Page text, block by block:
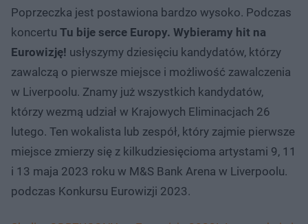
Poprzeczka jest postawiona bardzo wysoko. Podczas
koncertu Tu bije serce Europy. Wybieramy hit na
Eurowizję! usłyszymy dziesięciu kandydatów, którzy
zawalczą o pierwsze miejsce i możliwość zawalczenia
w Liverpoolu. Znamy już wszystkich kandydatów,
którzy wezmą udział w Krajowych Eliminacjach 26
lutego. Ten wokalista lub zespół, który zajmie pierwsze
miejsce zmierzy się z kilkudziesięcioma artystami 9, 11
i 13 maja 2023 roku w M&S Bank Arena w Liverpoolu.
podczas Konkursu Eurowizji 2023.